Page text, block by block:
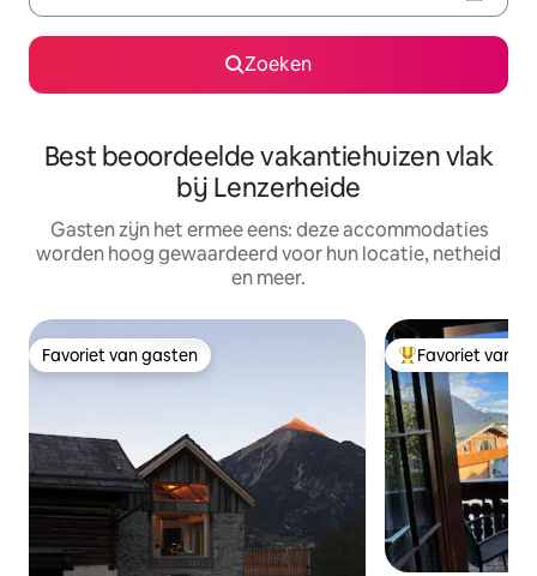
Zoeken
Best beoordeelde vakantiehuizen vlak
bij Lenzerheide
Gasten zijn het ermee eens: deze accommodaties
worden hoog gewaardeerd voor hun locatie, netheid
en meer.
Favoriet van gasten
Favoriet van gasten Topfavoriet van
Favoriet van